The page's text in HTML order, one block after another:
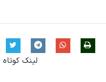
لینک کوتاه